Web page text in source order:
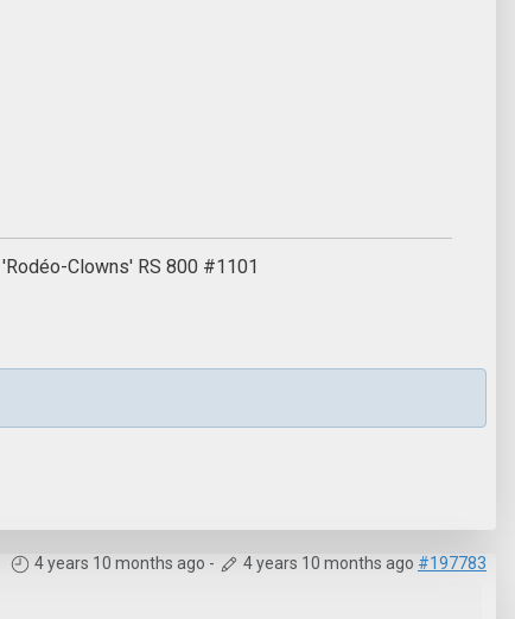
Clowns' RS 800 #1101
4 years 10 months ago - 4 years 10 months ago #197783